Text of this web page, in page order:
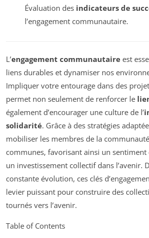
Évaluation des indicateurs de
l’engagement communautaire.
L’engagement communautaire est
liens durables et dynamiser nos
Impliquer votre entourage dans des
permet non seulement de renforcer le
également d’encourager une culture de l’
solidarité. Grâce à des stratégies
mobiliser les membres de la
communes, favorisant ainsi un sentiment
un investissement collectif dans l’avenir.
constante évolution, ces clés
levier puissant pour construire des
tournés vers l’avenir.
Table of Contents